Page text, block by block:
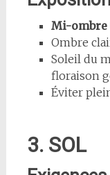
Mi-ombre
Ombre
Soleil du
floraison
Éviter
3. SOL